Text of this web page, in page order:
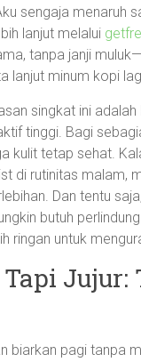
sengaja menaruh
lanjut melalui
tanpa janji
lanjut minum kopi
singkat ini
tinggi. Bagi
kulit tetap sehat.
di rutinitas malam,
Dan tentu
butuh
ringan untuk
biarkan pagi tanpa